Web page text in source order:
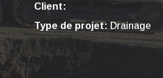
Client:
Type de projet: Drainage